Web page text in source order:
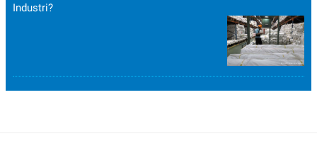
Industri?